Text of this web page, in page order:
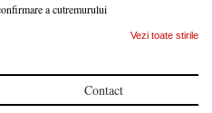
a cutremurului
Vezi toate stirile
Contact